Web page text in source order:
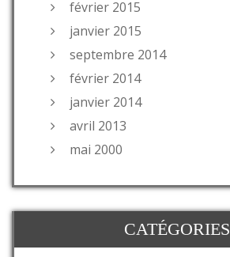
février 2015
janvier 2015
septembre 2014
février 2014
janvier 2014
avril 2013
mai 2000
CATÉGORIES